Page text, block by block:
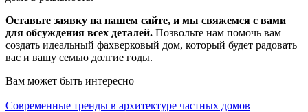
Оставьте заявку на нашем сайте, и мы свяжемся с вами
для обсуждения всех деталей. Позвольте нам помочь вам
создать идеальный фахверковый дом, который будет радовать
вас и вашу семью долгие годы.
Вам может быть интересно
Современные тренды в архитектуре частных домов